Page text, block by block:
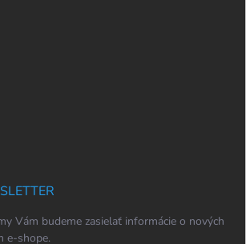
Vám budeme zasielať informácie o nových
e-shope.